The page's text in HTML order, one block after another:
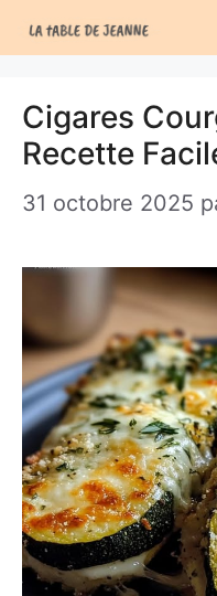
au
Cigares
Recette
31 octobre 2025